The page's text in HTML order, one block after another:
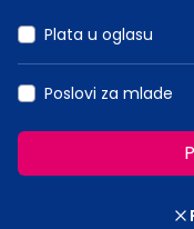
Plata u oglasu
Poslovi za mlade